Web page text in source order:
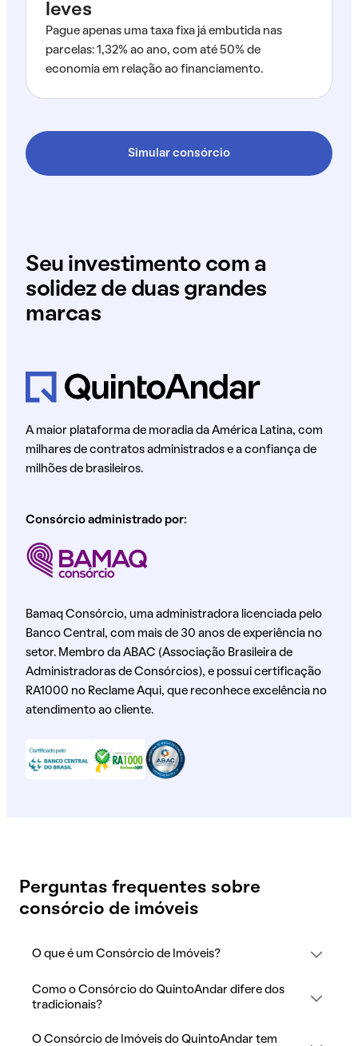
leves
Pague apenas uma taxa fixa já embutida nas
parcelas: 1,32% ao ano, com até 50% de
economia em relação ao financiamento.
Simular consórcio
Seu investimento com a
solidez de duas grandes
marcas
A maior plataforma de moradia da América Latina, com
milhares de contratos administrados e a confiança de
milhões de brasileiros.
Consórcio administrado por:
Bamaq Consórcio, uma administradora licenciada pelo
Banco Central, com mais de 30 anos de experiência no
setor. Membro da ABAC (Associação Brasileira de
Administradoras de Consórcios), e possui certificação
RA1000 no Reclame Aqui, que reconhece excelência no
atendimento ao cliente.
Perguntas frequentes sobre
consórcio de imóveis
O que é um Consórcio de Imóveis?
Como o Consórcio do QuintoAndar difere dos
tradicionais?
O Consórcio de Imóveis do QuintoAndar tem